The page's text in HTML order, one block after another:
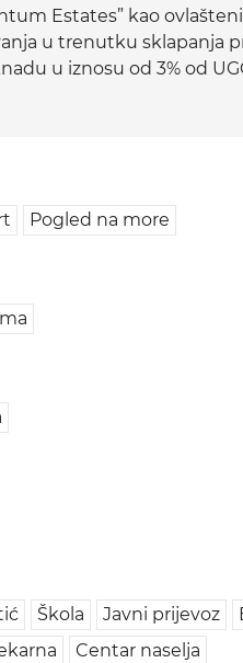
Estates” kao
u trenutku sklapanja
u iznosu od 3% od
Pogled na more
Škola Javni prijevoz
Centar naselja